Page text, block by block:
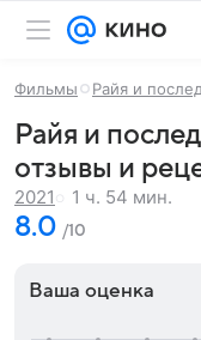
Фильмы Райя и
Райя и
отзывы и
2021 1 ч. 54 мин.
8.0 /10
Ваша оценка